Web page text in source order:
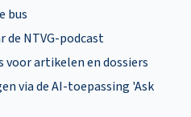
bus
NTVG-podcast
voor artikelen en dossiers
via de AI-toepassing 'Ask